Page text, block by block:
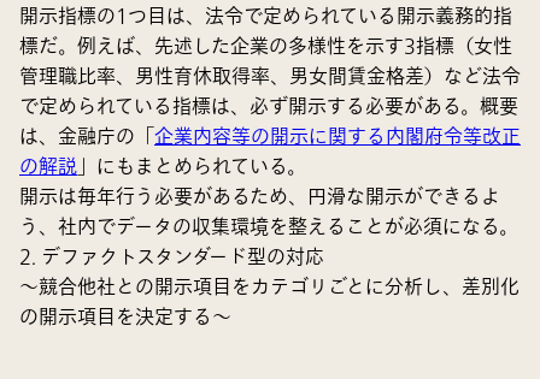
開示指標の1つ目は、法令で定められている開示義務的指
標だ。例えば、先述した企業の多様性を示す3指標（女性
管理職比率、男性育休取得率、男女間賃金格差）など法令
で定められている指標は、必ず開示する必要がある。概要
は、金融庁の「企業内容等の開示に関する内閣府令等改正
の解説」にもまとめられている。
開示は毎年行う必要があるため、円滑な開示ができるよ
う、社内でデータの収集環境を整えることが必須になる。
2. デファクトスタンダード型の対応
～競合他社との開示項目をカテゴリごとに分析し、差別化
の開示項目を決定する～